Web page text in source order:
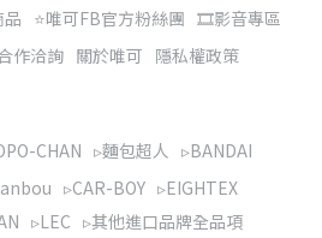
品 ⭐唯可FB官方粉絲團 🎞️影音專區
作洽詢 關於唯可 隱私權政策
CHAN ▹麵包超人 ▹BANDAI
▹CAR-BOY ▹EIGHTEX
▹LEC ▹其他進口品牌全品項